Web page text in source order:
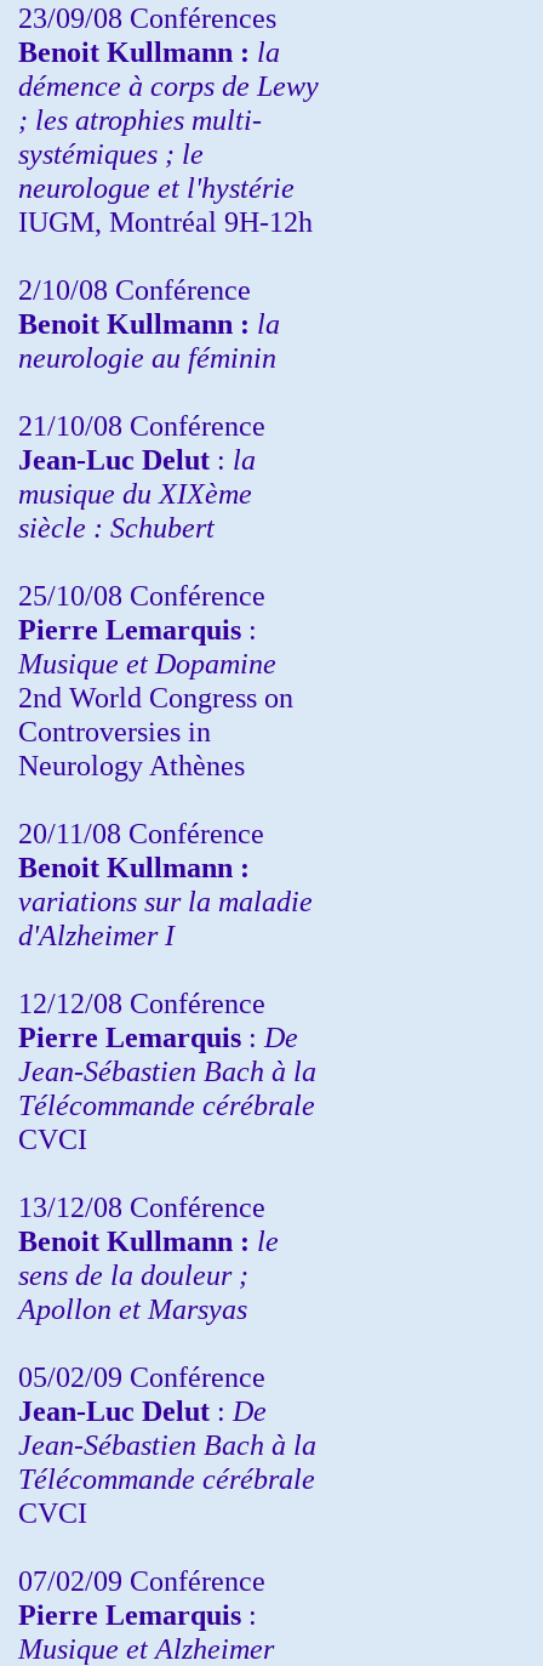
23/09/08 Conférences
Benoit Kullmann : la
démence à corps de Lewy
; les atrophies multi-
systémiques ; le
neurologue et l'hystérie
IUGM, Montréal 9H-12h
2/10/08 Conférence
Benoit Kullmann : la
neurologie au féminin
21/10/08 Conférence
Jean-Luc Delut : la
musique du XIXème
siècle : Schubert
25/10/08 Conférence
Pierre Lemarquis :
Musique et Dopamine
2nd World Congress on
Controversies in
Neurology Athènes
20/11/08 Conférence
Benoit Kullmann :
variations sur la maladie
d'Alzheimer I
12/12/08 Conférence
Pierre Lemarquis : De
Jean-Sébastien Bach à la
Télécommande cérébrale
CVCI
13/12/08 Conférence
Benoit Kullmann : le
sens de la douleur ;
Apollon et Marsyas
05/02/09 Conférence
Jean-Luc Delut : De
Jean-Sébastien Bach à la
Télécommande cérébrale
CVCI
07/02/09 Conférence
Pierre Lemarquis :
Musique et Alzheimer